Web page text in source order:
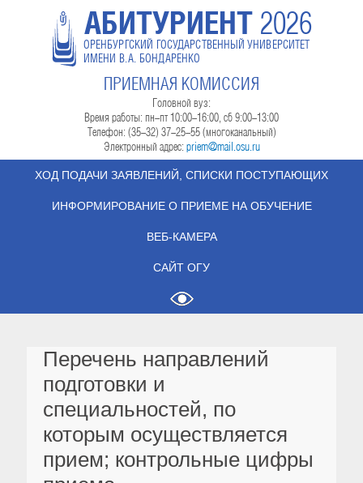
АБИТУРИЕНТ 2026
ОРЕНБУРГСКИЙ ГОСУДАРСТВЕННЫЙ УНИВЕРСИТЕТ
ИМЕНИ В.А. БОНДАРЕНКО
ПРИЕМНАЯ КОМИССИЯ
Головной вуз:
Время работы: пн-пт 10:00-16:00, сб 9:00-13:00
Телефон: (35-32) 37-25-55 (многоканальный)
Электронный адрес: priem@mail.osu.ru
ХОД ПОДАЧИ ЗАЯВЛЕНИЙ, СПИСКИ ПОСТУПАЮЩИХ
ИНФОРМИРОВАНИЕ О ПРИЕМЕ НА ОБУЧЕНИЕ
ВЕБ-КАМЕРА
САЙТ ОГУ
Перечень направлений
подготовки и
специальностей, по
которым осуществляется
прием; контрольные цифры